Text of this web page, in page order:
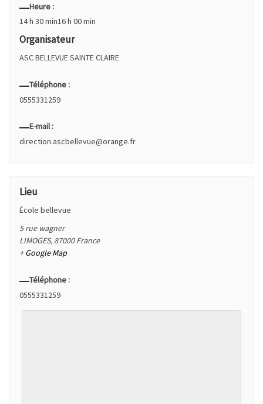
Heure :
14 h 30 min16 h 00 min
Organisateur
ASC BELLEVUE SAINTE CLAIRE
Téléphone :
0555331259
E-mail :
direction.ascbellevue@orange.fr
Lieu
École bellevue
5 rue wagner
LIMOGES, 87000 France
+ Google Map
Téléphone :
0555331259